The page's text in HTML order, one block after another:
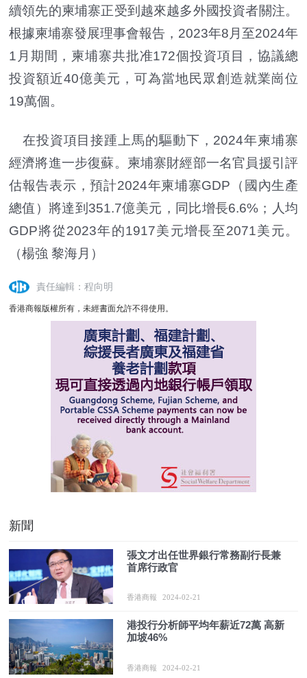
續領先的柬埔寨正受到越來越多外國投資者關注。
根據柬埔寨發展理事會報告，2023年8月至2024年
1月期間，柬埔寨共批准172個投資項目，協議總
投資額近40億美元，可為當地民眾創造就業崗位
19萬個。
在投資項目接踵上馬的驅動下，2024年柬埔寨
經濟將進一步復蘇。柬埔寨財經部一名官員援引評
估報告表示，預計2024年柬埔寨GDP（國內生產
總值）將達到351.7億美元，同比增長6.6%；人均
GDP將從2023年的1917美元增長至2071美元。
（楊強 黎海月）
責任編輯：程向明
香港商報版權所有，未經書面允許不得使用。
新聞
張文才出任世界銀行常務副行長兼
首席行政官
香港商報 2024-02-21
港投行分析師平均年薪近72萬 高新
加坡46%
香港商報 2024-02-21